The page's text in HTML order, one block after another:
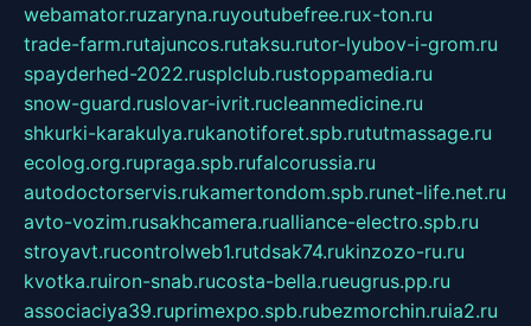
webamator.ruzaryna.ruyoutubefree.rux-ton.ru
trade-farm.rutajuncos.rutaksu.rutor-lyubov-i-grom.ru
spayderhed-2022.rusplclub.rustoppamedia.ru
snow-guard.ruslovar-ivrit.rucleanmedicine.ru
shkurki-karakulya.rukanotiforet.spb.rututmassage.ru
ecolog.org.rupraga.spb.rufalcorussia.ru
autodoctorservis.rukamertondom.spb.runet-life.net.ru
avto-vozim.rusakhcamera.rualliance-electro.spb.ru
stroyavt.rucontrolweb1.rutdsak74.rukinzozo-ru.ru
kvotka.ruiron-snab.rucosta-bella.rueugrus.pp.ru
associaciya39.ruprimexpo.spb.rubezmorchin.ruia2.ru